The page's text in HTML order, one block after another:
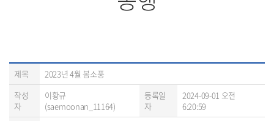
제목
2023년 4월 봄소풍
작성
자
이황규
(saemoonan_11164)
등록일
자
2024-09-01 오전
6:20:59